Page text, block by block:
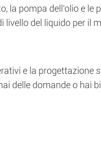
la pompa dell'olio e
livello del liquido per il
e la progettazione
delle domande o